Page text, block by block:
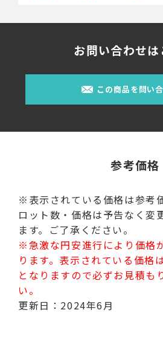
お問い合わせは
この商品を問い
参考価格
※表示されている価格は参考価
ロット数・価格は予告なく変
ます。ご了承ください。
※急激な円安進行により価格
ります。表示されている価格
となりますので必ずお見積も
い。
更新日：2024年6月